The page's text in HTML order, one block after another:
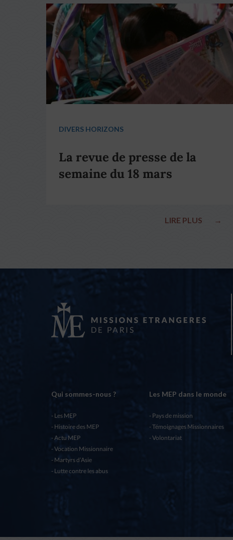
DIVERS HORIZONS
La revue de presse de la
semaine du 18 mars
LIRE PLUS →
Qui sommes-nous ?
Les MEP
Histoire des MEP
Actu MEP
Vocation Missionnaire
Martyrs d’Asie
Lutte contre les abus
Les MEP dans le monde
Pays de mission
Témoignages Missionnaires
Volontariat